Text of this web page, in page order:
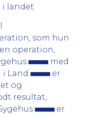
landet.
som hun
operation,
med
Land
er
og
resultat,
er